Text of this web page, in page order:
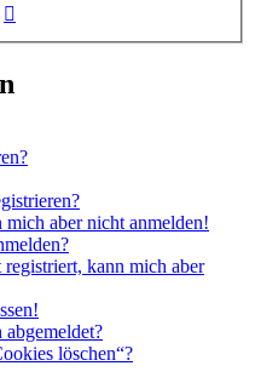
aber nicht anmelden!
kann mich aber
löschen“?